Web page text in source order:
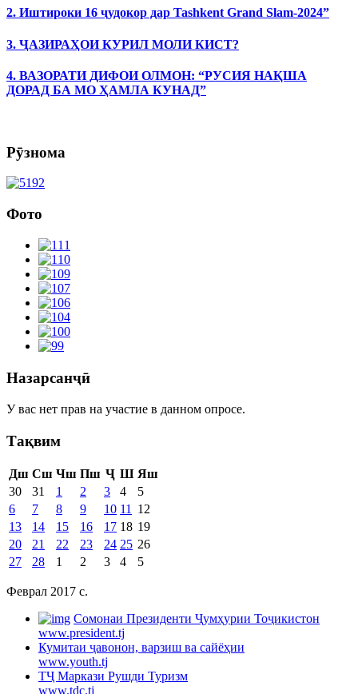
2. Иштироки 16 ҷудокор дар Tashkent Grand Slam-2024”
3. ҶАЗИРАҲОИ КУРИЛ МОЛИ КИСТ?
4. ВАЗОРАТИ ДИФОИ ОЛМОН: “РУСИЯ НАҚША
ДОРАД БА МО ҲАМЛА КУНАД”
Рӯзнома
Фото
Назарсанҷӣ
У вас нет прав на участие в данном опросе.
Тақвим
Дш Сш Чш Пш Ҷ Ш Яш
30
31 1 2 3 4
5
6
7 8 9 10 11
12
13
14 15 16 17 18 19
20
21 22 23 24 25 26
27
28 1 2 3 4 5
Феврал 2017 c.
Cомонаи Президенти Ҷумҳурии Тоҷикистон
www.president.tj
Кумитаи ҷавонон, варзиш ва сайёҳии
www.youth.tj
ТҶ Маркази Рушди Туризм
www.tdc.tj